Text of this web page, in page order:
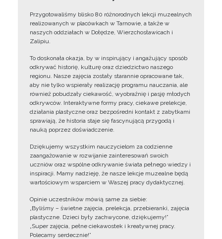
Przygotowaliśmy blisko 80 różnorodnych lekcji muzealnych
realizowanych w placówkach w Tarnowie, a także w
naszych oddziałach w Dołędze, Wierzchosławicach i
Zalipiu.
To doskonała okazja, by w inspirujący i angażujący sposób
odkrywać historię, kulturę oraz dziedzictwo naszego
regionu. Nasze zajęcia zostały starannie opracowane tak,
aby nie tylko wspierały realizację programu nauczania, ale
również pobudzały ciekawość, wyobraźnię i pasję młodych
odkrywców. Interaktywne formy pracy, ciekawe prelekcje,
działania plastyczne oraz bezpośredni kontakt z zabytkami
sprawiają, że historia staje się fascynującą przygodą i
nauką poprzez doświadczenie.
Dziękujemy wszystkim nauczycielom za codzienne
zaangażowanie w rozwijanie zainteresowań swoich
uczniów oraz wspólne odkrywanie świata pełnego wiedzy i
inspiracji. Mamy nadzieję, że nasze lekcje muzealne będą
wartościowym wsparciem w Waszej pracy dydaktycznej.
Opinie uczestników mówią same za siebie:
„Byliśmy – świetne zajęcia, prelekcja, przebieranki, zajęcia
plastyczne. Dzieci były zachwycone, dziękujemy!”
„Super zajęcia, pełne ciekawostek i kreatywnej pracy.
Polecamy serdecznie!”